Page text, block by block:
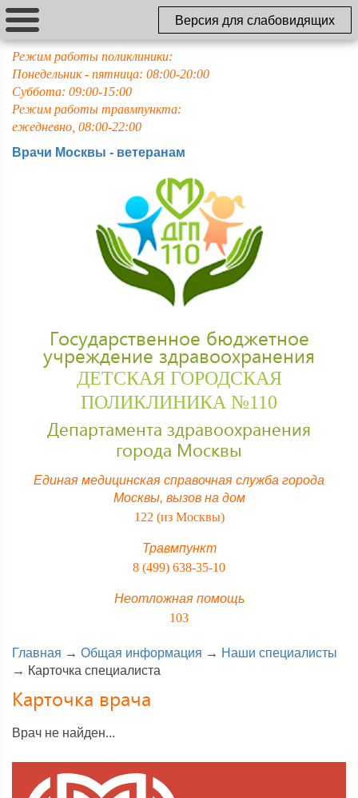
Версия для слабовидящих
Режим работы поликлиники:
Понедельник - пятница: 08:00-20:00
Суббота: 09:00-15:00
Режим работы травмпункта:
ежедневно, 08:00-22:00
Врачи Москвы - ветеранам
Государственное бюджетное
учреждение здравоохранения
ДЕТСКАЯ ГОРОДСКАЯ
ПОЛИКЛИНИКА №110
Департамента здравоохранения
города Москвы
Единая медицинская справочная служба города
Москвы, вызов на дом
122 (из Москвы)
Травмпункт
8 (499) 638-35-10
Неотложная помощь
103
Главная → Общая информация → Наши специалисты
→ Карточка специалиста
Карточка врача
Врач не найден...